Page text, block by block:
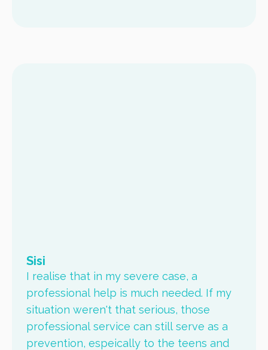
Sisi
I realise that in my severe case, a
professional help is much needed. If my
situation weren't that serious, those
professional service can still serve as a
prevention, espeically to the teens and